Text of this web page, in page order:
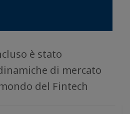
è stato
di mercato
del Fintech